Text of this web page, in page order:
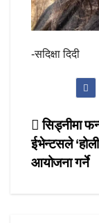
-सदिक्षा दिदी
Post
सिड्नीमा
ईभेन्टसले
आयोजना गर्ने